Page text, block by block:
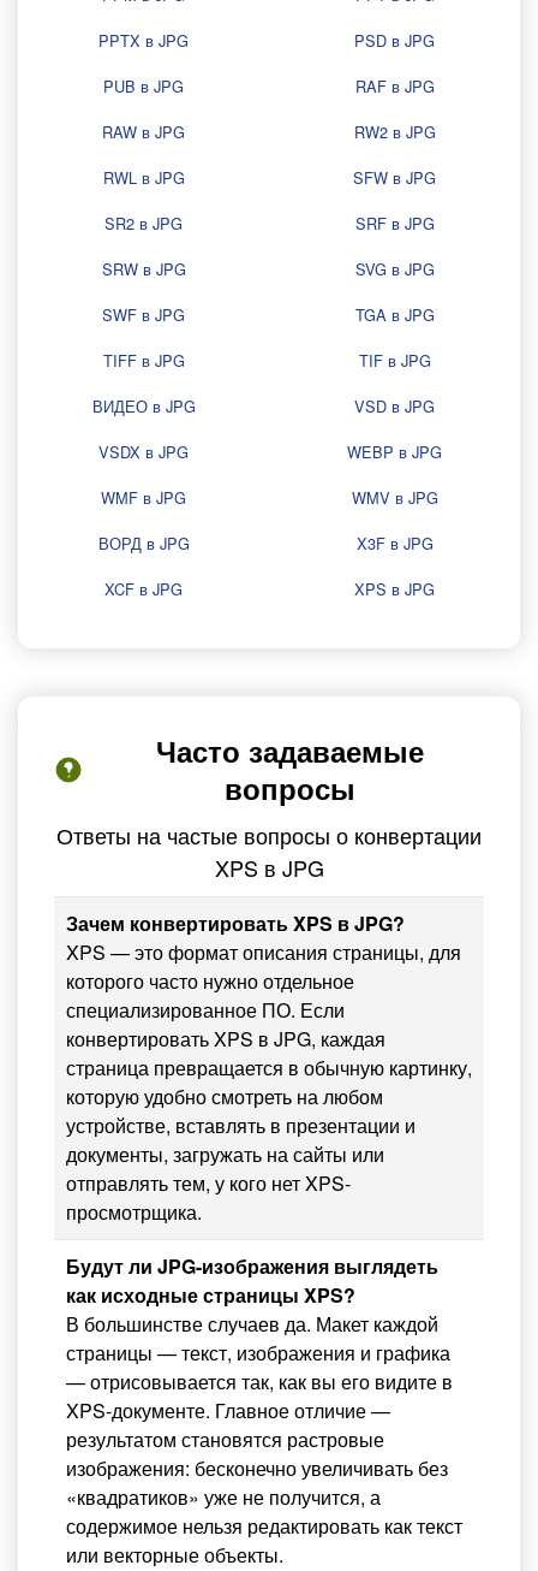
PPTX в JPG
PSD в JPG
PUB в JPG
RAF в JPG
RAW в JPG
RW2 в JPG
RWL в JPG
SFW в JPG
SR2 в JPG
SRF в JPG
SRW в JPG
SVG в JPG
SWF в JPG
TGA в JPG
TIFF в JPG
TIF в JPG
ВИДЕО в JPG
VSD в JPG
VSDX в JPG
WEBP в JPG
WMF в JPG
WMV в JPG
ВОРД в JPG
X3F в JPG
XCF в JPG
XPS в JPG
Часто задаваемые
вопросы
Ответы на частые вопросы о конвертации
XPS в JPG
Зачем конвертировать XPS в JPG?
XPS — это формат описания страницы, для
которого часто нужно отдельное
специализированное ПО. Если
конвертировать XPS в JPG, каждая
страница превращается в обычную картинку,
которую удобно смотреть на любом
устройстве, вставлять в презентации и
документы, загружать на сайты или
отправлять тем, у кого нет XPS-
просмотрщика.
Будут ли JPG-изображения выглядеть
как исходные страницы XPS?
В большинстве случаев да. Макет каждой
страницы — текст, изображения и графика
— отрисовывается так, как вы его видите в
XPS-документе. Главное отличие —
результатом становятся растровые
изображения: бесконечно увеличивать без
«квадратиков» уже не получится, а
содержимое нельзя редактировать как текст
или векторные объекты.